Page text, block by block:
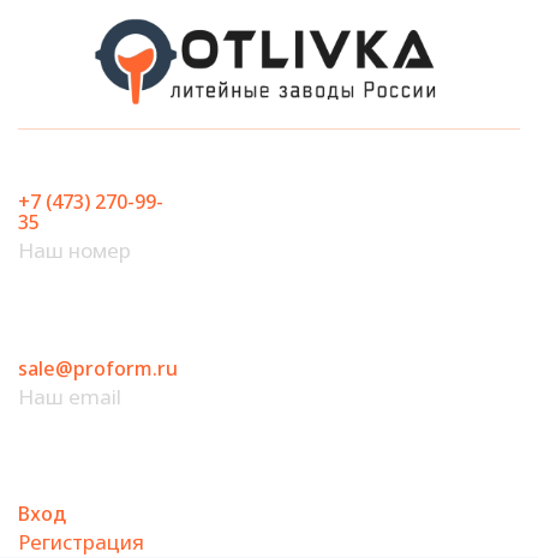
содержимому
+7 (473) 270-99-
35
Наш номер
sale@proform.ru
Наш email
Вход
Регистрация